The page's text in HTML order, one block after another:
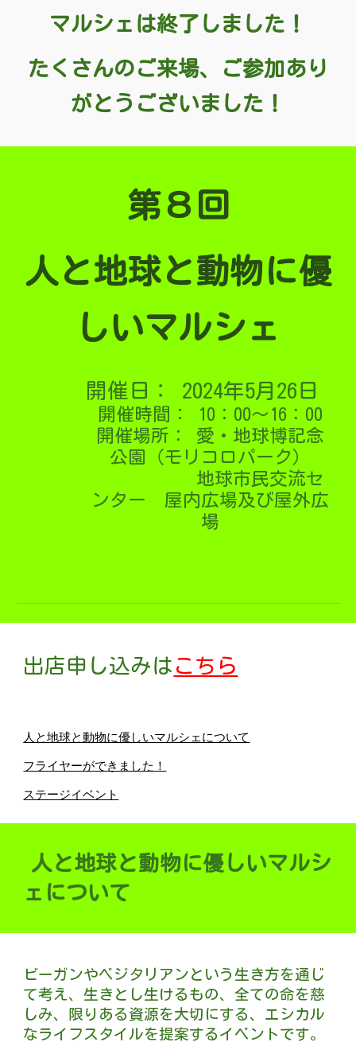
マルシェは終了しました！
たくさんのご来場、ご参加あり
がとうございました！
第８ 回
人と地球と動物に優
しいマルシェ
開催日： 2024年5月26日
開催時間： 10：00～16：00
開催場所： 愛・地球博記念
公園（モリコロパーク）
地球市民交流セ
ンター 屋内広場及び屋外広
場
出店申し込みは こちら
人と地球と動物に優しいマルシェについて
フライヤーができました！
ステージイベント
人と地球と動物に優しいマルシ
ェについて
ビーガンやベジタリアンという生き方を通じ
て考え、生きとし生けるもの、全ての命を慈
しみ、限りある資源を大切にする、エシカル
なライフスタイルを提案するイベントです。